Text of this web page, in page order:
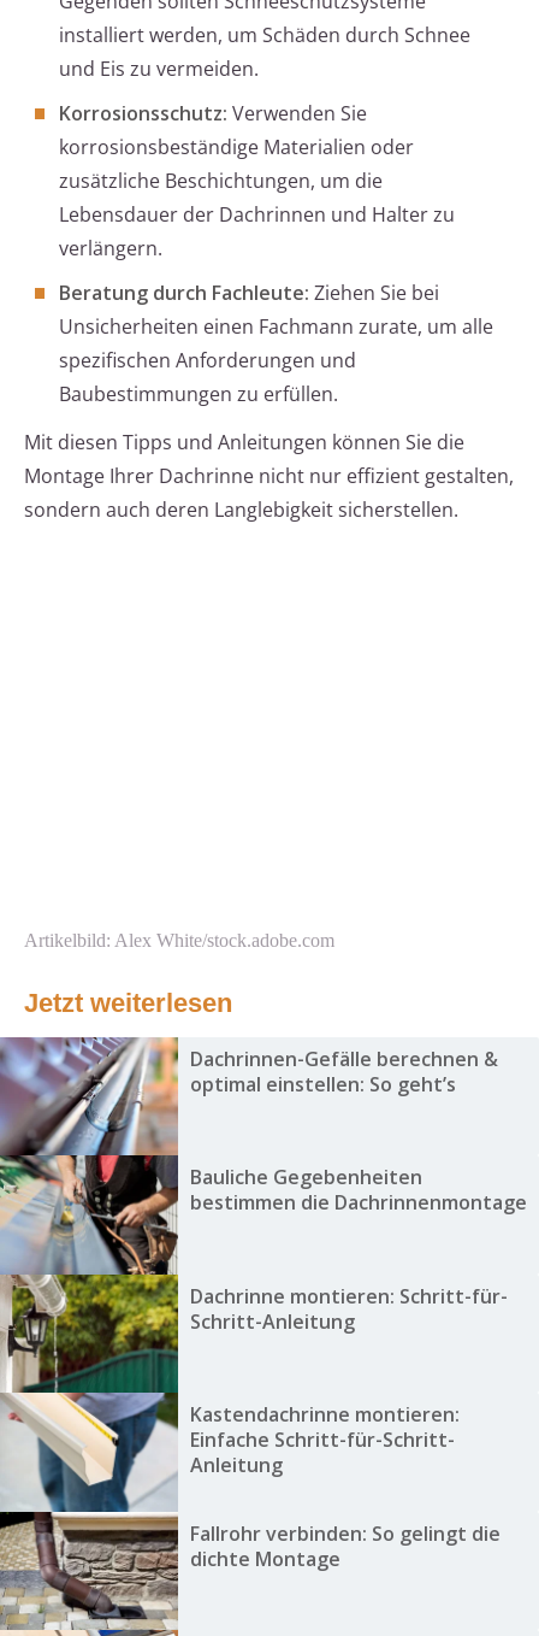
installiert werden, um Schäden durch Schnee
und Eis zu vermeiden.
Korrosionsschutz: Verwenden Sie
korrosionsbeständige Materialien oder
zusätzliche Beschichtungen, um die
Lebensdauer der Dachrinnen und Halter zu
verlängern.
Beratung durch Fachleute: Ziehen Sie bei
Unsicherheiten einen Fachmann zurate, um alle
spezifischen Anforderungen und
Baubestimmungen zu erfüllen.
Mit diesen Tipps und Anleitungen können Sie die
Montage Ihrer Dachrinne nicht nur effizient gestalten,
sondern auch deren Langlebigkeit sicherstellen.
Artikelbild: Alex White/stock.adobe.com
Jetzt weiterlesen
Dachrinnen-Gefälle berechnen &
optimal einstellen: So geht’s
Bauliche Gegebenheiten
bestimmen die Dachrinnenmontage
Dachrinne montieren: Schritt-für-
Schritt-Anleitung
Kastendachrinne montieren:
Einfache Schritt-für-Schritt-
Anleitung
Fallrohr verbinden: So gelingt die
dichte Montage